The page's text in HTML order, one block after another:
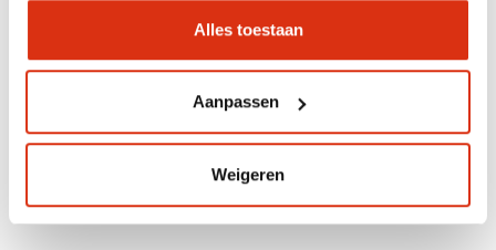
Alles toestaan
Aanpassen
Weigeren
Aanmelden
Excuses, het event is reeds verlopen.